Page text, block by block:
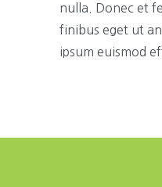
nulla. Donec et
finibus eget ut
ipsum euismod